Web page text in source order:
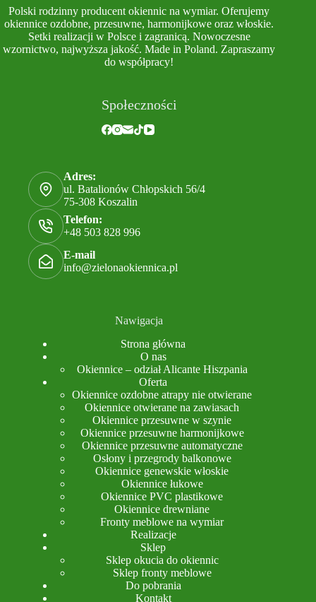
Polski rodzinny producent okiennic na wymiar. Oferujemy
okiennice ozdobne, przesuwne, harmonijkowe oraz włoskie.
Setki realizacji w Polsce i zagranicą. Nowoczesne
wzornictwo, najwyższa jakość. Made in Poland. Zapraszamy
do współpracy!
Społeczności
Adres:
ul. Batalionów Chłopskich 56/4
75-308 Koszalin
Telefon:
+48 503 828 996
E-mail
info@zielonaokiennica.pl
Nawigacja
Strona główna
O nas
Okiennice – odział Alicante Hiszpania
Oferta
Okiennice ozdobne atrapy nie otwierane
Okiennice otwierane na zawiasach
Okiennice przesuwne w szynie
Okiennice przesuwne harmonijkowe
Okiennice przesuwne automatyczne
Osłony i przegrody balkonowe
Okiennice genewskie włoskie
Okiennice łukowe
Okiennice PVC plastikowe
Okiennice drewniane
Fronty meblowe na wymiar
Realizacje
Sklep
Sklep okucia do okiennic
Sklep fronty meblowe
Do pobrania
Kontakt